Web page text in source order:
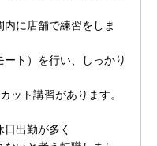
内に店舗で練習をしま
ト）を行い、しっかり
ット講習があります。
出勤が多く